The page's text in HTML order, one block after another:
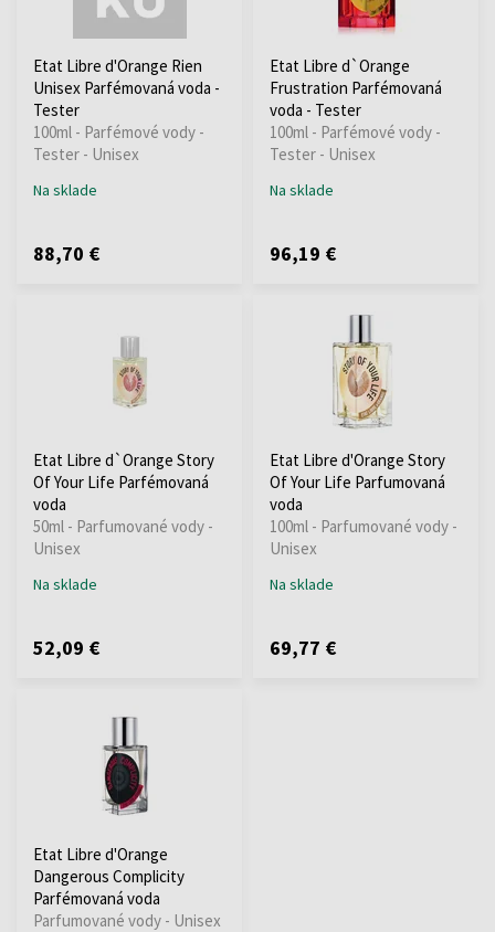
Etat Libre d'Orange Rien
Unisex Parfémovaná voda -
Tester
100ml - Parfémové vody -
Tester - Unisex
Na sklade
88,70 €
Etat Libre d`Orange
Frustration Parfémovaná
voda - Tester
100ml - Parfémové vody -
Tester - Unisex
Na sklade
96,19 €
Etat Libre d`Orange Story
Of Your Life Parfémovaná
voda
50ml - Parfumované vody -
Unisex
Na sklade
52,09 €
Etat Libre d'Orange Story
Of Your Life Parfumovaná
voda
100ml - Parfumované vody -
Unisex
Na sklade
69,77 €
Etat Libre d'Orange
Dangerous Complicity
Parfémovaná voda
Parfumované vody - Unisex